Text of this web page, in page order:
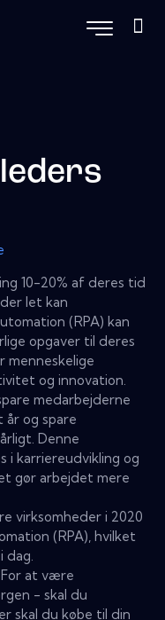
10-20% af deres tid
let kan
(RPA) kan
opgaver til deres
menneskelige
og innovation.
medarbejderne
år og spare
Denne
i karriereudvikling og
gør arbejdet mere
virksomheder i 2020
(RPA), hvilket
dag.
at være
- skal du
skal du købe til din